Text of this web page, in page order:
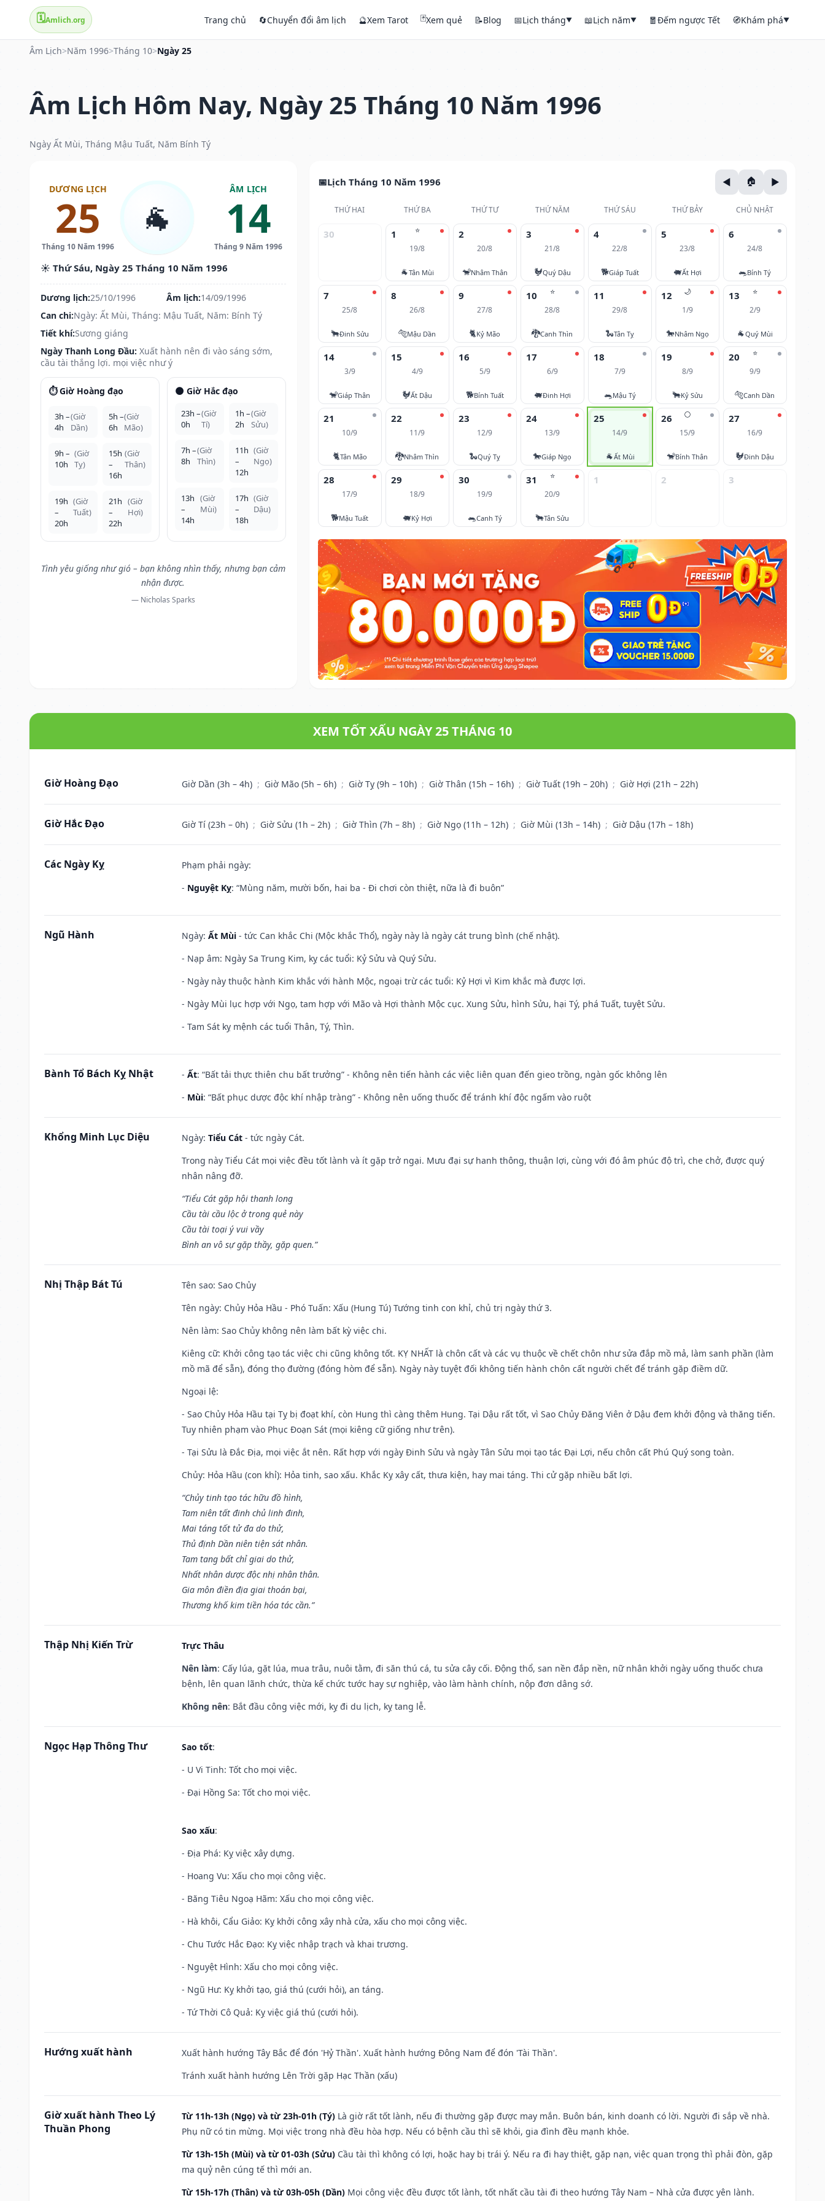
🗓️Amlich.org Trang chủ 🔄Chuyển đổi âm lịch 🔮Xem Tarot 🃏Xem quẻ 📝Blog 📅Lịch tháng▼ 📖Lịch năm▼ 🧧Đếm ngược Tết 🧭Khám phá▼
Âm Lịch>Năm 1996>Tháng 10>Ngày 25
Âm Lịch Hôm Nay, Ngày 25 Tháng 10 Năm 1996
Ngày Ất Mùi, Tháng Mậu Tuất, Năm Bính Tý
DƯƠNG LỊCH
25
Tháng 10 Năm 1996
🐐
ÂM LỊCH
14
Tháng 9 Năm 1996
☀️ Thứ Sáu, Ngày 25 Tháng 10 Năm 1996
Dương lịch:25/10/1996 Âm lịch:14/09/1996
Can chi:Ngày: Ất Mùi, Tháng: Mậu Tuất, Năm: Bính Tý
Tiết khí:Sương giáng
Ngày Thanh Long Đầu: Xuất hành nên đi vào sáng sớm,
cầu tài thắng lợi. mọi việc như ý
⏱️ Giờ Hoàng đạo
3h –
4h
(Giờ
Dần)
5h –
6h
(Giờ
Mão)
9h –
10h
(Giờ
Tỵ)
15h
–
16h
(Giờ
Thân)
19h
–
20h
(Giờ
Tuất)
21h
–
22h
(Giờ
Hợi)
🌑 Giờ Hắc đạo
23h –
0h
(Giờ
Tí)
1h –
2h
(Giờ
Sửu)
7h –
8h
(Giờ
Thìn)
11h
–
12h
(Giờ
Ngọ)
13h
–
14h
(Giờ
Mùi)
17h
–
18h
(Giờ
Dậu)
Tình yêu giống như gió – bạn không nhìn thấy, nhưng bạn cảm
nhận được.
— Nicholas Sparks
Lịch Tháng 10 Năm 1996
THỨ HAI THỨ BA THỨ TƯ THỨ NĂM THỨ SÁU THỨ BẢY CHỦ NHẬT
30 ⭐
1
19/8
🐐Tân Mùi
2
20/8
🐒Nhâm Thân
3
21/8
🐓Quý Dậu
4
22/8
🐕Giáp Tuất
5
23/8
🐖Ất Hợi
6
24/8
🐀Bính Tý
7
25/8
🐂Đinh Sửu
8
26/8
🐅Mậu Dần
9
27/8
🐈Kỷ Mão
⭐
10
28/8
🐉Canh Thìn
11
29/8
🐍Tân Tỵ
🌙
12
1/9
🐎Nhâm Ngọ
⭐
13
2/9
🐐Quý Mùi
14
3/9
🐒Giáp Thân
15
4/9
🐓Ất Dậu
16
5/9
🐕Bính Tuất
17
6/9
🐖Đinh Hợi
18
7/9
🐀Mậu Tý
19
8/9
🐂Kỷ Sửu
⭐
20
9/9
🐅Canh Dần
21
10/9
🐈Tân Mão
22
11/9
🐉Nhâm Thìn
23
12/9
🐍Quý Tỵ
24
13/9
🐎Giáp Ngọ
25
14/9
🐐Ất Mùi
🌕
26
15/9
🐒Bính Thân
27
16/9
🐓Đinh Dậu
28
17/9
🐕Mậu Tuất
29
18/9
🐖Kỷ Hợi
30
19/9
🐀Canh Tý
⭐
31
20/9
🐂Tân Sửu
1 2 3
XEM TỐT XẤU NGÀY 25 THÁNG 10
Giờ Hoàng Đạo Giờ Dần (3h – 4h) ; Giờ Mão (5h – 6h) ; Giờ Tỵ (9h – 10h) ; Giờ Thân (15h – 16h) ; Giờ Tuất (19h – 20h) ; Giờ Hợi (21h – 22h)
Giờ Hắc Đạo Giờ Tí (23h – 0h) ; Giờ Sửu (1h – 2h) ; Giờ Thìn (7h – 8h) ; Giờ Ngọ (11h – 12h) ; Giờ Mùi (13h – 14h) ; Giờ Dậu (17h – 18h)
Các Ngày Kỵ
Phạm phải ngày:
- Nguyệt Kỵ: “Mùng năm, mười bốn, hai ba - Đi chơi còn thiệt, nữa là đi buôn”
Ngũ Hành Ngày: Ất Mùi - tức Can khắc Chi (Mộc khắc Thổ), ngày này là ngày cát trung bình (chế nhật).
- Nạp âm: Ngày Sa Trung Kim, kỵ các tuổi: Kỷ Sửu và Quý Sửu.
- Ngày này thuộc hành Kim khắc với hành Mộc, ngoại trừ các tuổi: Kỷ Hợi vì Kim khắc mà được lợi.
- Ngày Mùi lục hợp với Ngọ, tam hợp với Mão và Hợi thành Mộc cục. Xung Sửu, hình Sửu, hại Tý, phá Tuất, tuyệt Sửu.
- Tam Sát kỵ mệnh các tuổi Thân, Tý, Thìn.
Bành Tổ Bách Kỵ Nhật - Ất: “Bất tải thực thiên chu bất trưởng” - Không nên tiến hành các việc liên quan đến gieo trồng, ngàn gốc không lên
- Mùi: “Bất phục dược độc khí nhập tràng” - Không nên uống thuốc để tránh khí độc ngấm vào ruột
Khổng Minh Lục Diệu Ngày: Tiểu Cát - tức ngày Cát.
Trong này Tiểu Cát mọi việc đều tốt lành và ít gặp trở ngại. Mưu đại sự hanh thông, thuận lợi, cùng với đó âm phúc độ trì, che chở, được quý
nhân nâng đỡ.
“Tiểu Cát gặp hội thanh long
Cầu tài cầu lộc ở trong quẻ này
Cầu tài toại ý vui vầy
Bình an vô sự gặp thầy, gặp quen.”
Nhị Thập Bát Tú Tên sao: Sao Chủy
Tên ngày: Chủy Hỏa Hầu - Phó Tuấn: Xấu (Hung Tú) Tướng tinh con khỉ, chủ trị ngày thứ 3.
Nên làm: Sao Chủy không nên làm bất kỳ việc chi.
Kiêng cữ: Khởi công tạo tác việc chi cũng không tốt. KỴ NHẤT là chôn cất và các vụ thuộc về chết chôn như sửa đắp mồ mả, làm sanh phần (làm
mồ mã để sẵn), đóng thọ đường (đóng hòm để sẵn). Ngày này tuyệt đối không tiến hành chôn cất người chết để tránh gặp điềm dữ.
Ngoại lệ:
- Sao Chủy Hỏa Hầu tại Tỵ bị đoạt khí, còn Hung thì càng thêm Hung. Tại Dậu rất tốt, vì Sao Chủy Đăng Viên ở Dậu đem khởi động và thăng tiến.
Tuy nhiên phạm vào Phục Đoạn Sát (mọi kiêng cữ giống như trên).
- Tại Sửu là Đắc Địa, mọi việc ắt nên. Rất hợp với ngày Đinh Sửu và ngày Tân Sửu mọi tạo tác Đại Lợi, nếu chôn cất Phú Quý song toàn.
Chủy: Hỏa Hầu (con khỉ): Hỏa tinh, sao xấu. Khắc Kỵ xây cất, thưa kiện, hay mai táng. Thi cử gặp nhiều bất lợi.
“Chủy tinh tạo tác hữu đồ hình,
Tam niên tất đinh chủ linh đinh,
Mai táng tốt tử đa do thử,
Thủ định Dần niên tiện sát nhân.
Tam tang bất chỉ giai do thử,
Nhất nhân dược độc nhị nhân thân.
Gia môn điền địa giai thoán bại,
Thương khố kim tiền hóa tác cần.”
Thập Nhị Kiến Trừ
Trực Thâu
Nên làm: Cấy lúa, gặt lúa, mua trâu, nuôi tằm, đi săn thú cá, tu sửa cây cối. Động thổ, san nền đắp nền, nữ nhân khởi ngày uống thuốc chưa
bệnh, lên quan lãnh chức, thừa kế chức tước hay sự nghiệp, vào làm hành chính, nộp đơn dâng sớ.
Không nên: Bắt đầu công việc mới, kỵ đi du lịch, kỵ tang lễ.
Ngọc Hạp Thông Thư Sao tốt:
- U Vi Tinh: Tốt cho mọi việc.
- Đại Hồng Sa: Tốt cho mọi việc.
Sao xấu:
- Địa Phá: Kỵ việc xây dựng.
- Hoang Vu: Xấu cho mọi công việc.
- Băng Tiêu Ngoạ Hãm: Xấu cho mọi công việc.
- Hà khôi, Cẩu Giảo: Kỵ khởi công xây nhà cửa, xấu cho mọi công việc.
- Chu Tước Hắc Đạo: Kỵ việc nhập trạch và khai trương.
- Nguyệt Hình: Xấu cho mọi công việc.
- Ngũ Hư: Kỵ khởi tạo, giá thú (cưới hỏi), an táng.
- Tứ Thời Cô Quả: Kỵ việc giá thú (cưới hỏi).
Hướng xuất hành
Xuất hành hướng Tây Bắc để đón 'Hỷ Thần'. Xuất hành hướng Đông Nam để đón 'Tài Thần'.
Tránh xuất hành hướng Lên Trời gặp Hạc Thần (xấu)
Giờ xuất hành Theo Lý
Thuần Phong
Từ 11h-13h (Ngọ) và từ 23h-01h (Tý) Là giờ rất tốt lành, nếu đi thường gặp được may mắn. Buôn bán, kinh doanh có lời. Người đi sắp về nhà.
Phụ nữ có tin mừng. Mọi việc trong nhà đều hòa hợp. Nếu có bệnh cầu thì sẽ khỏi, gia đình đều mạnh khỏe.
Từ 13h-15h (Mùi) và từ 01-03h (Sửu) Cầu tài thì không có lợi, hoặc hay bị trái ý. Nếu ra đi hay thiệt, gặp nạn, việc quan trọng thì phải đòn, gặp
ma quỷ nên cúng tế thì mới an.
Từ 15h-17h (Thân) và từ 03h-05h (Dần) Mọi công việc đều được tốt lành, tốt nhất cầu tài đi theo hướng Tây Nam – Nhà cửa được yên lành.